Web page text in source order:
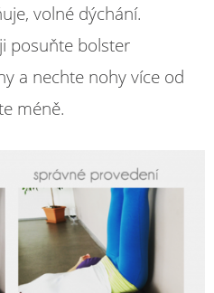
volné dýchání.
posuňte bolster
a nechte nohy více od
méně.